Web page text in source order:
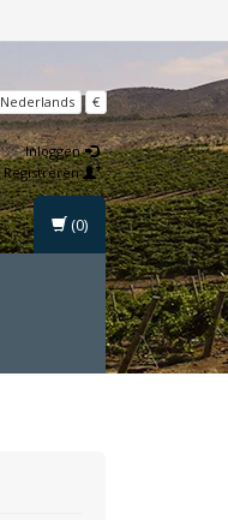
Nederlands €
Inloggen
Registreren
(0)